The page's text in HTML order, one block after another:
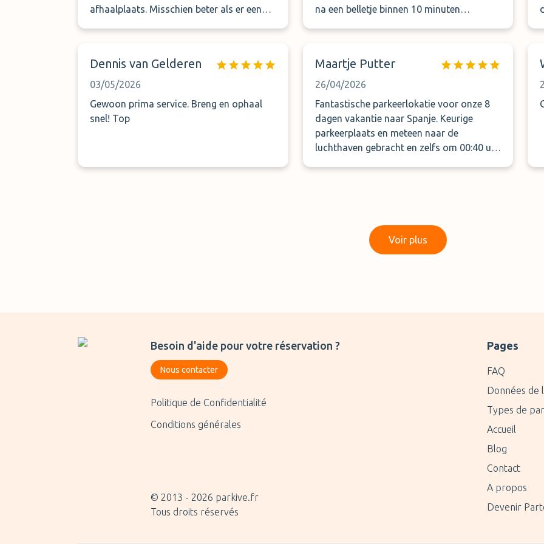
afhaalplaats. Misschien beter als er een
na een belletje binnen 10 minuten
Dennis van Gelderen
03/05/2026
Gewoon prima service. Breng en ophaal
snel! Top
Maartje Putter
26/04/2026
Fantastische parkeerlokatie voor onze 8
dagen vakantie naar Spanje. Keurige
parkeerplaats en meteen naar de
luchthaven gebracht en zelfs om 00:40 uur
Voir plus
Besoin d'aide pour votre réservation ?
Nous contacter
Politique de Confidentialité
Conditions générales
© 2013 - 2026 parkive.fr
Tous droits réservés
Pages
FAQ
Données de
Types de
Accueil
Blog
Contact
A propos
Devenir